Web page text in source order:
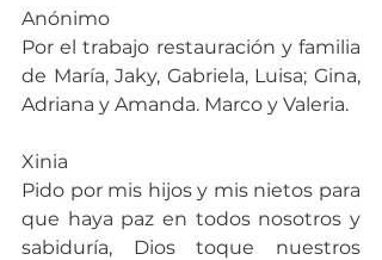
Anónimo
Por el trabajo restauración y familia
de María, Jaky, Gabriela, Luisa; Gina,
Adriana y Amanda. Marco y Valeria.
Xinia
Pido por mis hijos y mis nietos para
que haya paz en todos nosotros y
sabiduría, Dios toque nuestros